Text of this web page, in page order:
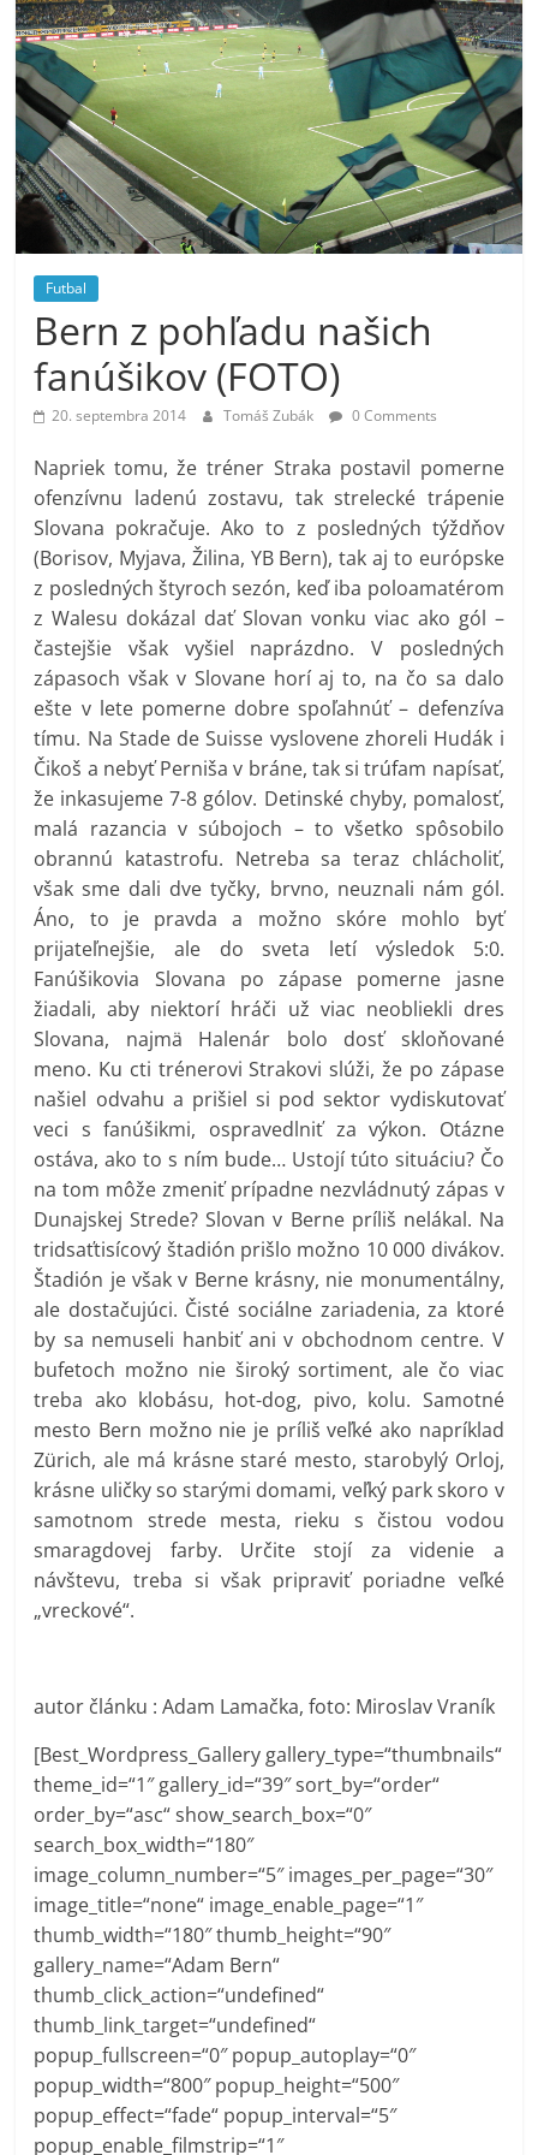
Futbal
Bern z pohľadu našich
fanúšikov (FOTO)
20. septembra 2014 Tomáš Zubák 0 Comments
Napriek tomu, že tréner Straka postavil pomerne
ofenzívnu ladenú zostavu, tak strelecké trápenie
Slovana pokračuje. Ako to z posledných týždňov
(Borisov, Myjava, Žilina, YB Bern), tak aj to európske
z posledných štyroch sezón, keď iba poloamatérom
z Walesu dokázal dať Slovan vonku viac ako gól –
častejšie však vyšiel naprázdno. V posledných
zápasoch však v Slovane horí aj to, na čo sa dalo
ešte v lete pomerne dobre spoľahnúť – defenzíva
tímu. Na Stade de Suisse vyslovene zhoreli Hudák i
Čikoš a nebyť Perniša v bráne, tak si trúfam napísať,
že inkasujeme 7-8 gólov. Detinské chyby, pomalosť,
malá razancia v súbojoch – to všetko spôsobilo
obrannú katastrofu. Netreba sa teraz chlácholiť,
však sme dali dve tyčky, brvno, neuznali nám gól.
Áno, to je pravda a možno skóre mohlo byť
prijateľnejšie, ale do sveta letí výsledok 5:0.
Fanúšikovia Slovana po zápase pomerne jasne
žiadali, aby niektorí hráči už viac neobliekli dres
Slovana, najmä Halenár bolo dosť skloňované
meno. Ku cti trénerovi Strakovi slúži, že po zápase
našiel odvahu a prišiel si pod sektor vydiskutovať
veci s fanúšikmi, ospravedlniť za výkon. Otázne
ostáva, ako to s ním bude… Ustojí túto situáciu? Čo
na tom môže zmeniť prípadne nezvládnutý zápas v
Dunajskej Strede? Slovan v Berne príliš nelákal. Na
tridsaťtisícový štadión prišlo možno 10 000 divákov.
Štadión je však v Berne krásny, nie monumentálny,
ale dostačujúci. Čisté sociálne zariadenia, za ktoré
by sa nemuseli hanbiť ani v obchodnom centre. V
bufetoch možno nie široký sortiment, ale čo viac
treba ako klobásu, hot-dog, pivo, kolu. Samotné
mesto Bern možno nie je príliš veľké ako napríklad
Zürich, ale má krásne staré mesto, starobylý Orloj,
krásne uličky so starými domami, veľký park skoro v
samotnom strede mesta, rieku s čistou vodou
smaragdovej farby. Určite stojí za videnie a
návštevu, treba si však pripraviť poriadne veľké
„vreckové“.
autor článku : Adam Lamačka, foto: Miroslav Vraník
[Best_Wordpress_Gallery gallery_type=“thumbnails“
theme_id=“1″ gallery_id=“39″ sort_by=“order“
order_by=“asc“ show_search_box=“0″
search_box_width=“180″
image_column_number=“5″ images_per_page=“30″
image_title=“none“ image_enable_page=“1″
thumb_width=“180″ thumb_height=“90″
gallery_name=“Adam Bern“
thumb_click_action=“undefined“
thumb_link_target=“undefined“
popup_fullscreen=“0″ popup_autoplay=“0″
popup_width=“800″ popup_height=“500″
popup_effect=“fade“ popup_interval=“5″
popup_enable_filmstrip=“1″